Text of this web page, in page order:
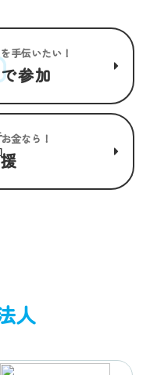
手伝いたい！
参加
金なら！
人